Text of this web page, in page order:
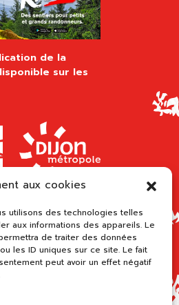
aux cookies
utilisons des technologies telles
aux informations des appareils. Le
de traiter des données
les ID uniques sur ce site. Le fait
peut avoir un effet négatif
de la
sur les